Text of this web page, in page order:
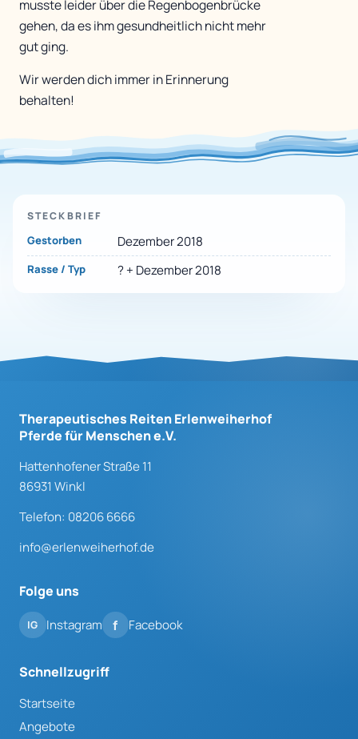
musste leider über die Regenbogenbrücke
gehen, da es ihm gesundheitlich nicht mehr
gut ging.
Wir werden dich immer in Erinnerung
behalten!
STECKBRIEF
Gestorben Dezember 2018
Rasse / Typ ? + Dezember 2018
Therapeutisches Reiten Erlenweiherhof
Pferde für Menschen e.V.
Hattenhofener Straße 11
86931 Winkl
Telefon: 08206 6666
info@erlenweiherhof.de
Folge uns
Instagram Facebook
Schnellzugriff
Startseite
Angebote